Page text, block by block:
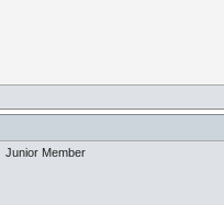
Junior Member